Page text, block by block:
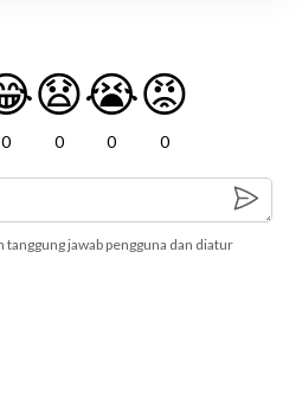
0
😧
0
😭
0
😡
0
jawab pengguna dan diatur